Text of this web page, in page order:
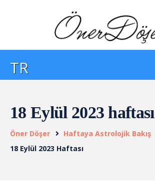
TR
18 Eylül 2023 haftası
Öner Döşer
Haftaya Astrolojik Bakış
18 Eylül 2023 Haftası